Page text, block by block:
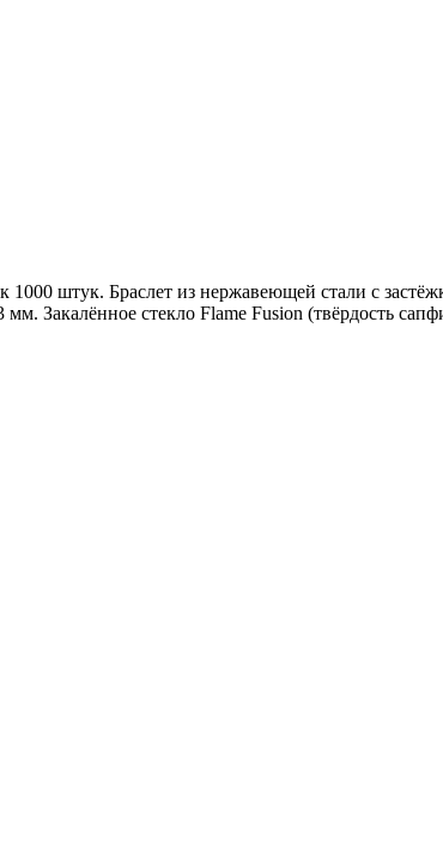
штук. Браслет из нержавеющей стали с
Закалённое стекло Flame Fusion (твёрдость